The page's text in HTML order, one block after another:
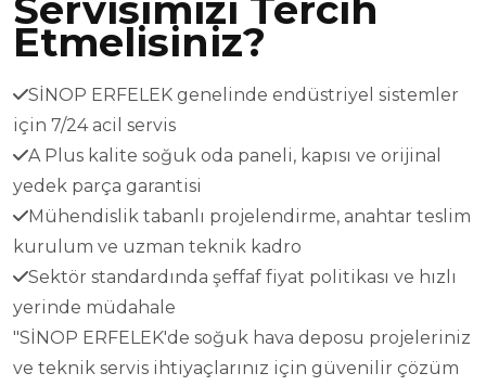
Etmelisiniz?
SİNOP ERFELEK genelinde endüstriyel sistemler
için 7/24 acil servis
A Plus kalite soğuk oda paneli, kapısı ve orijinal
yedek parça garantisi
Mühendislik tabanlı projelendirme, anahtar teslim
kurulum ve uzman teknik kadro
Sektör standardında şeffaf fiyat politikası ve hızlı
yerinde müdahale
"SİNOP ERFELEK'de soğuk hava deposu projeleriniz
ve teknik servis ihtiyaçlarınız için güvenilir çözüm